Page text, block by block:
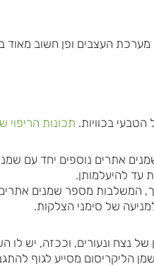
העצבים ופן חשוב מאוד
בכוויות. תכונות הריפוי
אתרים נוספים יחד עם
עד להיעלמותן.
המשלבות מספר שמנים אתרים,
של סימני הצלקות.
נצח ונעורים, וככזה, יש לו
הליקריסום מסייע לגוף